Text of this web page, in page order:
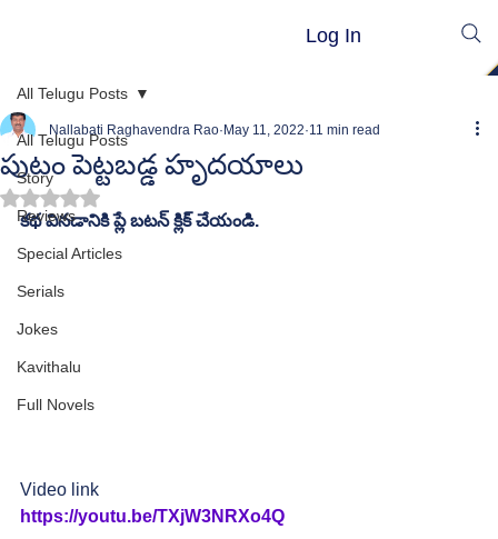
Log In
All Telugu Posts
Story
Reviews
Special Articles
Serials
Jokes
Kavithalu
Full Novels
All Telugu Posts
పుటం పెట్టబడ్డ హృదయాలు
Nallabati Raghavendra Rao May 11, 2022 11 min read
Rated NaN out of 5 stars.
కథ వినడానికి ప్లే బటన్ క్లిక్ చేయండి.
Video link
https://youtu.be/TXjW3NRXo4Q